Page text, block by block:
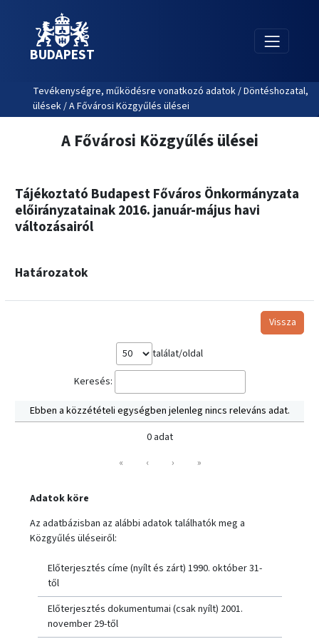
BUDAPEST
Tevékenységre, működésre vonatkozó adatok / Döntéshozatal,
ülések / A Fővárosi Közgyűlés ülései
A Fővárosi Közgyűlés ülései
Tájékoztató Budapest Főváros Önkormányzata
előirányzatainak 2016. január-május havi
változásairól
Határozatok
Vissza
találat/oldal
Keresés:
Ebben a közzétételi egységben jelenleg nincs releváns adat.
0 adat
«
‹ › »
Adatok köre
Az adatbázisban az alábbi adatok találhatók meg a
Közgyűlés üléseiről:
Előterjesztés címe (nyílt és zárt) 1990. október 31-
től
Előterjesztés dokumentumai (csak nyílt) 2001.
november 29-től